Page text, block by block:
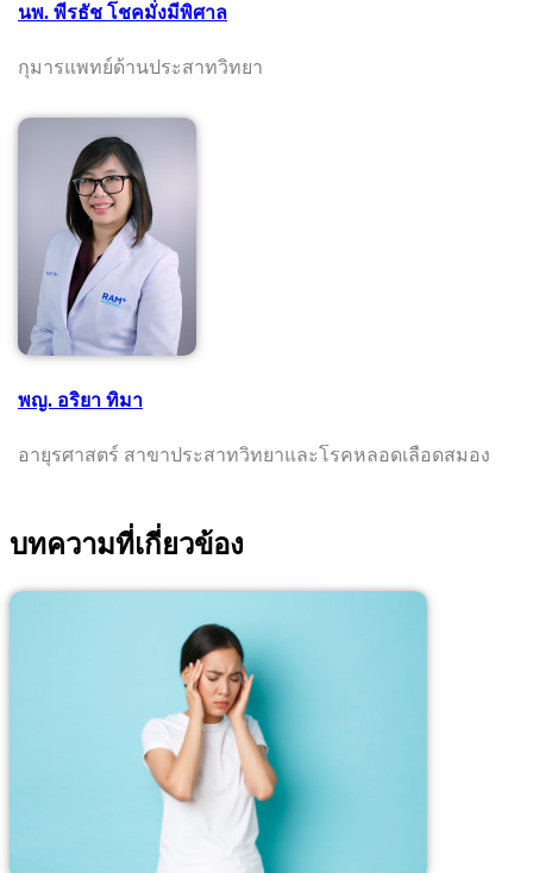
นพ. พีรธัช โชคมั่งมีพิศาล
กุมารแพทย์ด้านประสาทวิทยา
พญ. อริยา ทิมา
อายุรศาสตร์ สาขาประสาทวิทยาและโรคหลอดเลือดสมอง
บทความที่เกี่ยวข้อง